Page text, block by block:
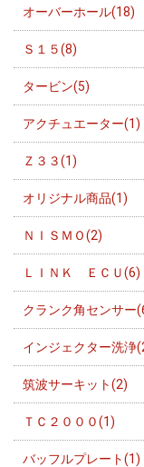
オーバーホール(18)
Ｓ１５(8)
タービン(5)
アクチュエーター(1)
Ｚ３３(1)
オリジナル商品(1)
ＮＩＳＭＯ(2)
ＬＩＮＫ ＥＣＵ(6)
クランク角センサー
インジェクター洗浄
筑波サーキット(2)
ＴＣ２０００(1)
バッフルプレート(1)